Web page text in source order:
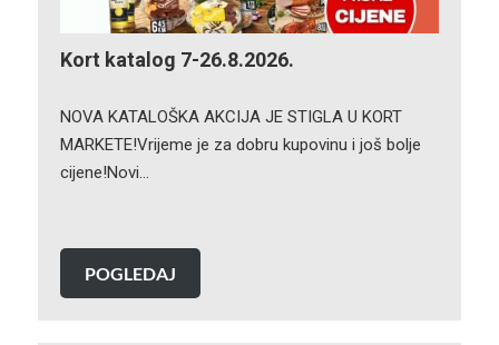
Kort katalog 7-26.8.2026.
NOVA KATALOŠKA AKCIJA JE STIGLA U KORT
MARKETE!Vrijeme je za dobru kupovinu i još bolje
cijene!Novi…
POGLEDAJ